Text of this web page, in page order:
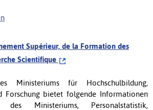
Supérieur, de la Formation des
Scientifique
Ministeriums für Hochschulbildung,
Forschung bietet folgende Informationen
des Ministeriums, Personalstatistik,